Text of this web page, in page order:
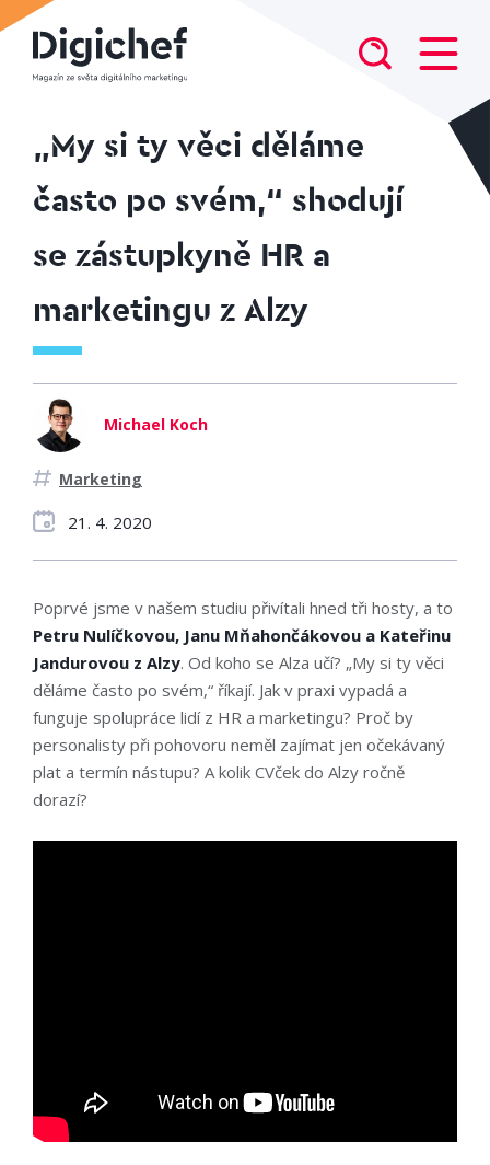
„My si ty věci děláme
často po svém,“ shodují
se zástupkyně HR a
marketingu z Alzy
Michael Koch
Marketing
21. 4. 2020
Poprvé jsme v našem studiu přivítali hned tři hosty, a to
Petru Nulíčkovou, Janu Mňahončákovou a Kateřinu
Jandurovou z Alzy. Od koho se Alza učí? „My si ty věci
děláme často po svém,“ říkají. Jak v praxi vypadá a
funguje spolupráce lidí z HR a marketingu? Proč by
personalisty při pohovoru neměl zajímat jen očekávaný
plat a termín nástupu? A kolik CVček do Alzy ročně
dorazí?